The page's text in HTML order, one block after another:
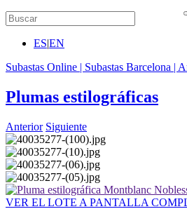
ES|EN
Subastas Online | Subastas Barcelona |
Plumas estilográficas
Anterior Siguiente
VER EL LOTE A PANTALLA